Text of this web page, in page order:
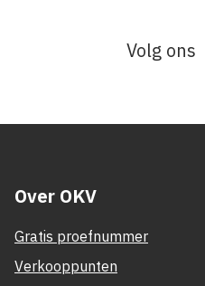
Volg ons
Over OKV
Gratis proefnummer
Verkooppunten